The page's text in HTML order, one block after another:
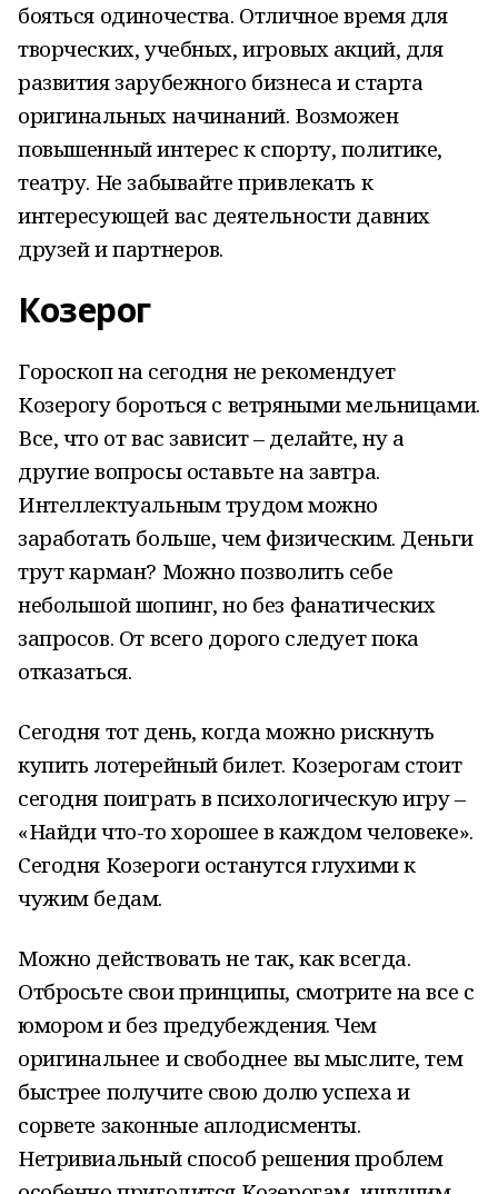
бояться одиночества. Отличное время для
творческих, учебных, игровых акций, для
развития зарубежного бизнеса и старта
оригинальных начинаний. Возможен
повышенный интерес к спорту, политике,
театру. Не забывайте привлекать к
интересующей вас деятельности давних
друзей и партнеров.
Козерог
Гороскоп на сегодня не рекомендует
Козерогу бороться с ветряными мельницами.
Все, что от вас зависит – делайте, ну а
другие вопросы оставьте на завтра.
Интеллектуальным трудом можно
заработать больше, чем физическим. Деньги
трут карман? Можно позволить себе
небольшой шопинг, но без фанатических
запросов. От всего дорого следует пока
отказаться.
Сегодня тот день, когда можно рискнуть
купить лотерейный билет. Козерогам стоит
сегодня поиграть в психологическую игру –
«Найди что-то хорошее в каждом человеке».
Сегодня Козероги останутся глухими к
чужим бедам.
Можно действовать не так, как всегда.
Отбросьте свои принципы, смотрите на все с
юмором и без предубеждения. Чем
оригинальнее и свободнее вы мыслите, тем
быстрее получите свою долю успеха и
сорвете законные аплодисменты.
Нетривиальный способ решения проблем